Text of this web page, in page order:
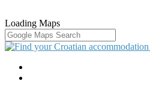
Loading Maps